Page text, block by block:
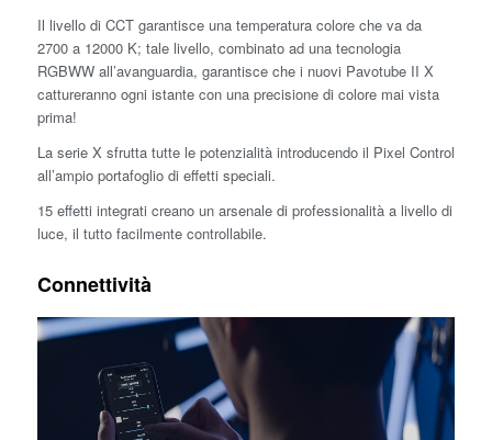
Il livello di CCT garantisce una temperatura colore che va da
2700 a 12000 K; tale livello, combinato ad una tecnologia
RGBWW all’avanguardia, garantisce che i nuovi Pavotube II X
cattureranno ogni istante con una precisione di colore mai vista
prima!
La serie X sfrutta tutte le potenzialità introducendo il Pixel Control
all’ampio portafoglio di effetti speciali.
15 effetti integrati creano un arsenale di professionalità a livello di
luce, il tutto facilmente controllabile.
Connettività